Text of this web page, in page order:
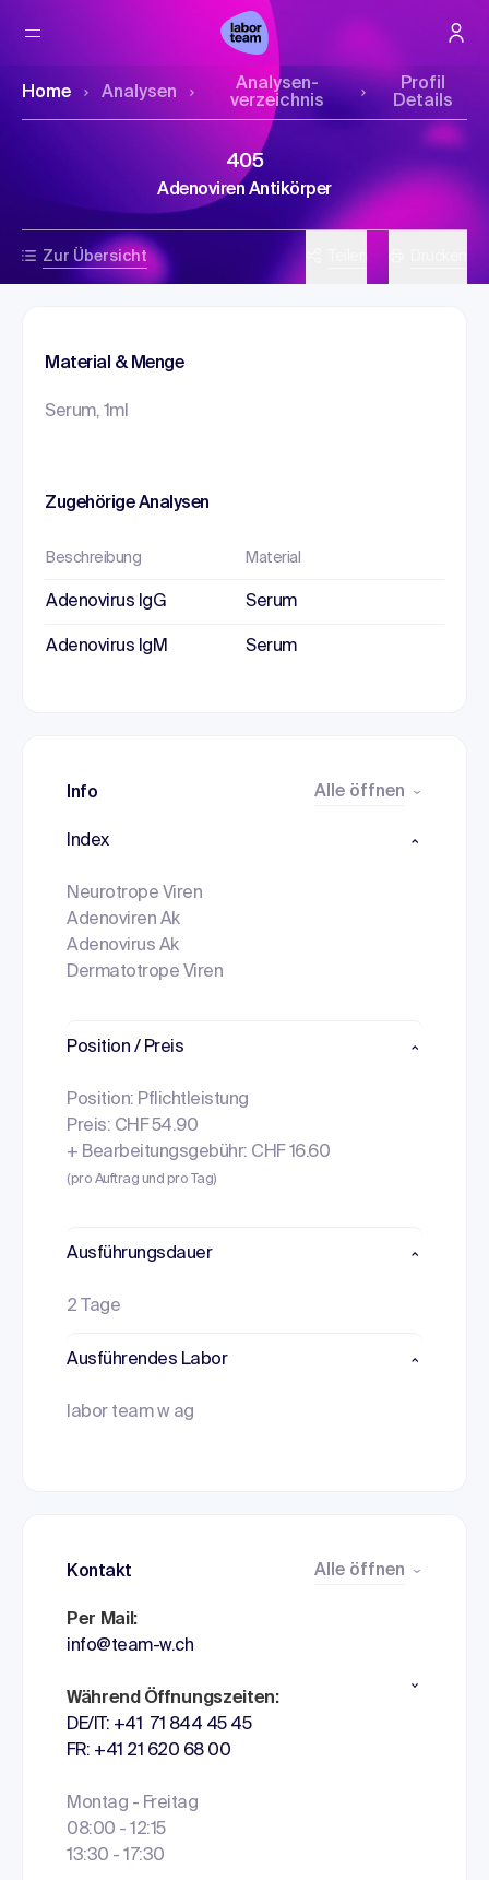
Home Analysen
Analysen­
verzeichnis
Profil
Details
Zur Übersicht
405
Adenoviren Antikörper
Material & Menge
Serum, 1ml
Zugehörige Analysen
Beschreibung Material
Adenovirus IgG Serum
Adenovirus IgM Serum
Info Alle öffnen
Index
Neurotrope Viren
Adenoviren Ak
Adenovirus Ak
Dermatotrope Viren
Position / Preis
Position: Pflichtleistung
Preis: CHF 54.90
+ Bearbeitungsgebühr: CHF 16.60
(pro Auftrag und pro Tag)
Ausführungsdauer
2 Tage
Ausführendes Labor
labor team w ag
Kontakt Alle öffnen
Per Mail:
info@team-w.ch
Während Öffnungszeiten:
DE/IT: +41 71 844 45 45
FR: +41 21 620 68 00
Montag - Freitag
08:00 - 12:15
13:30 - 17:30